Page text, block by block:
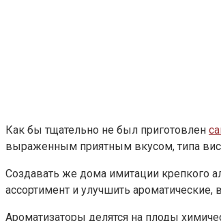
Как бы тщательно не был приготовлен
выраженным приятным вкусом, типа
Создавать же дома имитации крепкого
ассортимент и улучшить
Ароматизаторы делятся на плоды